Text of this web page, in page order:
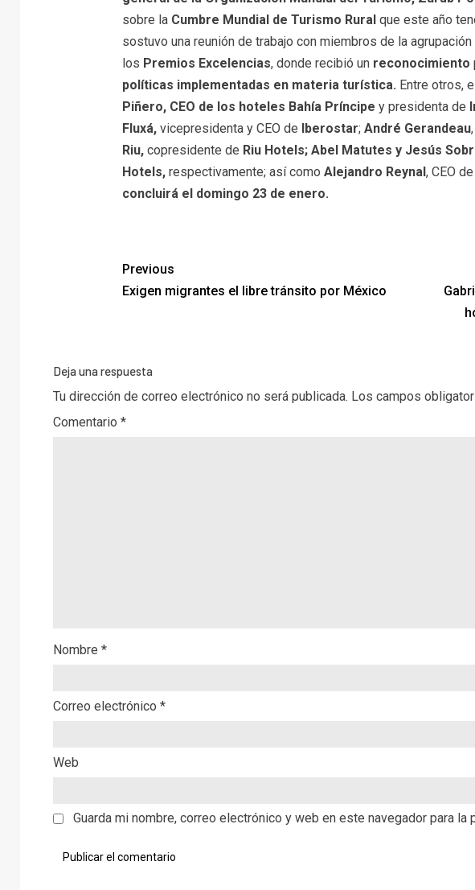
sobre la Cumbre Mundial de Turismo Ruralque este año
sostuvo una reunión de trabajo con miembros de la agrupación
los Premios Excelencias, donde recibió un reconocimiento
políticas implementadas en materia turística. Entre otros,
Piñero, CEO de los hoteles Bahía Príncipe y presidenta de
Fluxá,vicepresidenta y CEO de Iberostar; André Gerandeau
Riu,copresidente de Riu Hotels; Abel Matutes y Jesús
Hotels,respectivamente; así como Alejandro Reynal, CEO de
concluirá el domingo 23 de enero.
Previous
Exigen migrantes el libre tránsito por México
Deja una respuesta
Tu dirección de correo electrónico no será publicada. Los campos
Comentario *
Nombre *
Correo electrónico *
Web
Guarda mi nombre, correo electrónico y web en este navegador para la